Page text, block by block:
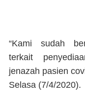
“Kami sudah
terkait
jenazah pasien
Selasa (7/4/2020).